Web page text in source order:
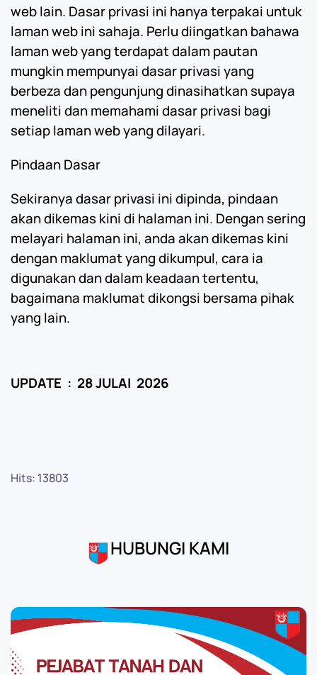
web lain. Dasar privasi ini hanya terpakai untuk
laman web ini sahaja. Perlu diingatkan bahawa
laman web yang terdapat dalam pautan
mungkin mempunyai dasar privasi yang
berbeza dan pengunjung dinasihatkan supaya
meneliti dan memahami dasar privasi bagi
setiap laman web yang dilayari.
Pindaan Dasar
Sekiranya dasar privasi ini dipinda, pindaan
akan dikemas kini di halaman ini. Dengan sering
melayari halaman ini, anda akan dikemas kini
dengan maklumat yang dikumpul, cara ia
digunakan dan dalam keadaan tertentu,
bagaimana maklumat dikongsi bersama pihak
yang lain.
UPDATE : 28 JULAI 2026
Hits: 13803
HUBUNGI KAMI